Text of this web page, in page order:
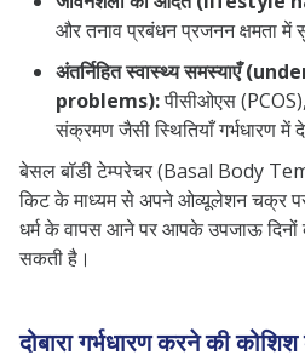
और तनाव प्रबंधन प्रजनन क्षमता में
अंतर्निहित स्वास्थ्य समस्याएँ
problems):पीसीओएस
संक्रमण जैसी स्थितियाँ गर्भधारण में
बेसल बॉडी टेम्परेचर (Basal Body
किट के माध्यम से अपने ओव्यूलेशन चक्र
धर्म के वापस आने पर आपके उपजाऊ दिनों
सकती है।
दोबारा गर्भधारण करने की